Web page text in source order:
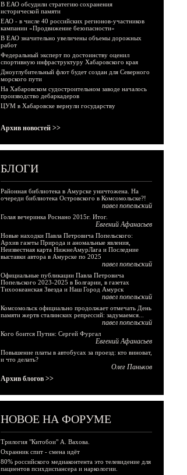
В ЕАО обсудили стратегию сохранения
исторической памяти
ЕАО - в числе 40 российских регионов-участников
кампании «Продвижение безопасности»
В ЕАО значительно увеличены объемы дорожных
работ
Федеральный эксперт по достоинству оценил
спортивную инфраструктуру Хабаровского края
Дноуглубительный флот будет создан для Северного
морского пути
На Хабаровском судостроительном заводе началось
производство дебаркадеров
ЦУМ в Хабаровске вернули государству
Архив новостей >>
БЛОГИ
Районная библиотека в Амурске уничтожена. На
очереди библиотека Островского в Комсомольске?!
павел попельский
Голая вечеринка Роснано 2015г. Итог.
Евгений Афанасьев
Новые находки Павла Петровича Попельского:
Архив газеты Природа и аномальные явления,
Неизвестная карта НижнеАмурЛага и Последние
выставки автора в Амурске по 2025
павел попельский
Официальные публикации Павла Петровича
Попельского 2023-2025 в Болгарии, в газетах
Тихоокеанская Звезда и Наш Город Амурск
павел попельский
Комсомольск официально продолжает отмечать День
памяти жертв сталинских репрессий: задумаемся...
павел попельский
Кого боится Путин: Сергей Фургал
Евгений Афанасьев
Повышение платы в автобусах за проезд: кто виноват,
и что делать?
Олег Паньков
Архив блогов >>
НОВОЕ НА ФОРУМЕ
Трилогия "Китобои" А. Вахова.
Охранник спит - смена идёт
80% российского медиаконтента это телевидение для
пациентов психдиспансера и наркологии.